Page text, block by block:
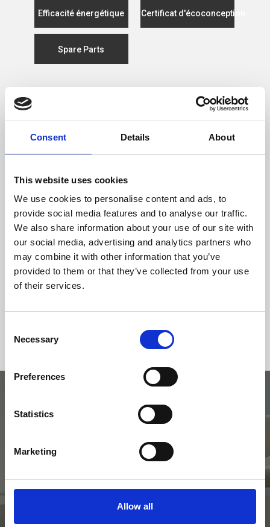
Consent Details About
This website uses cookies
We use cookies to personalise content and ads, to
provide social media features and to analyse our traffic.
We also share information about your use of our site with
our social media, advertising and analytics partners who
may combine it with other information that you’ve
provided to them or that they’ve collected from your use
of their services.
Selection
Necessary
Preferences
Statistics
Marketing
Allow all
Efficacité énergétique Certificat d'écoconception
Spare Parts
CARACTÉRISTIQUES
Rendement (%)
Consommation De Bois/Heure (kg)
Température Max Gaz (ºC)
Rendement
2.2 kg/h
Essayez avec le
simulateur.